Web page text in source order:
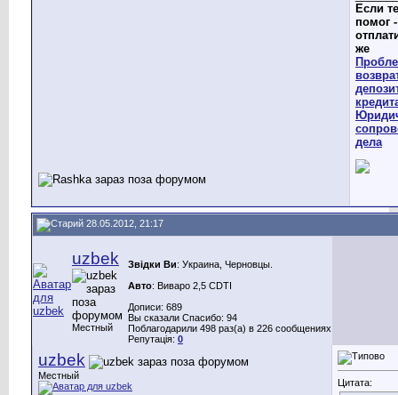
Если
помог
же
дела
28.05.2012, 21:17
uzbek
Местный
Звідки Ви: Украина, Черновцы.
Авто: Виваро 2,5 CDTI
Дописи: 689
Вы сказали Спасибо: 94
Поблагодарили 498 раз(а) в 226 сообщениях
Репутація: 0
uzbek
Местный
Цитата: